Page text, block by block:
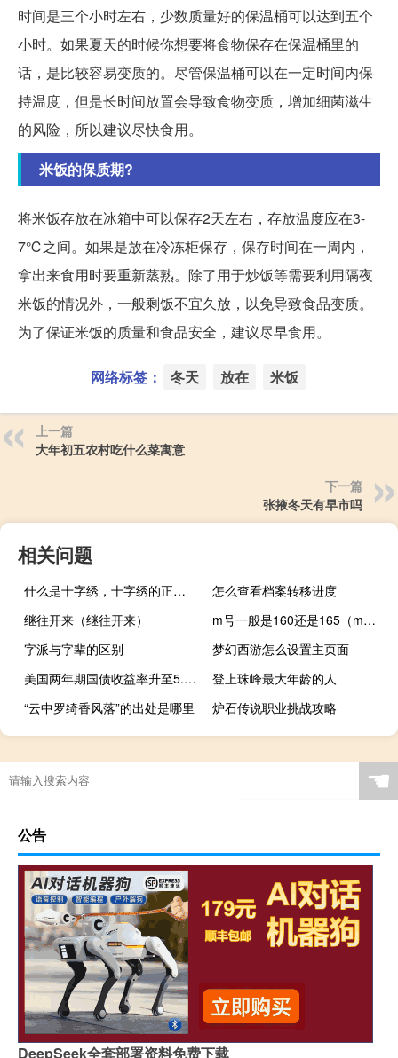
时间是三个小时左右，少数质量好的保温桶可以达到五个
小时。如果夏天的时候你想要将食物保存在保温桶里的
话，是比较容易变质的。尽管保温桶可以在一定时间内保
持温度，但是长时间放置会导致食物变质，增加细菌滋生
的风险，所以建议尽快食用。
米饭的保质期?
将米饭存放在冰箱中可以保存2天左右，存放温度应在3-
7℃之间。如果是放在冷冻柜保存，保存时间在一周内，
拿出来食用时要重新蒸熟。除了用于炒饭等需要利用隔夜
米饭的情况外，一般剩饭不宜久放，以免导致食品变质。
为了保证米饭的质量和食品安全，建议尽早食用。
网络标签： 冬天 放在 米饭
上一篇
大年初五农村吃什么菜寓意
下一篇
张掖冬天有早市吗
相关问题
什么是十字绣，十字绣的正确绣法是怎样绣的？
怎么查看档案转移进度
继往开来（继往开来）
m号一般是160还是165（m号是160还是165）
字派与字辈的区别
梦幻西游怎么设置主页面
美国两年期国债收益率升至5.238%创2006年以来新高
登上珠峰最大年龄的人
“云中罗绮香风落”的出处是哪里
炉石传说职业挑战攻略
过年放炮对空气有害吗
☚
公告
DeepSeek全套部署资料免费下载